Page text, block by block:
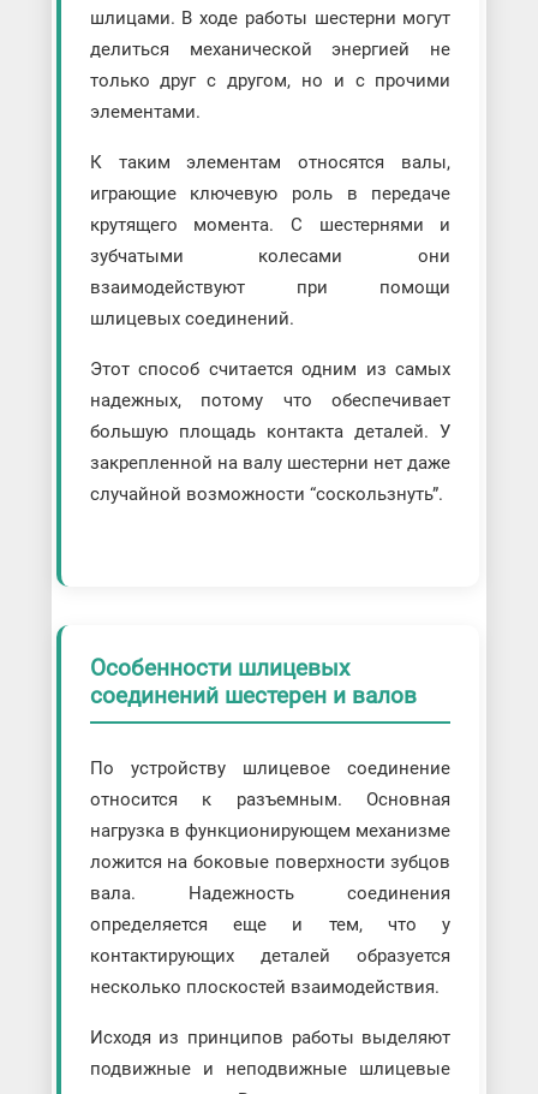
шлицами. В ходе работы шестерни могут
делиться механической энергией не
только друг с другом, но и с прочими
элементами.
К таким элементам относятся валы,
играющие ключевую роль в передаче
крутящего момента. С шестернями и
зубчатыми колесами они
взаимодействуют при помощи
шлицевых соединений.
Этот способ считается одним из самых
надежных, потому что обеспечивает
большую площадь контакта деталей. У
закрепленной на валу шестерни нет даже
случайной возможности “соскользнуть”.
Особенности шлицевых
соединений шестерен и валов
По устройству шлицевое соединение
относится к разъемным. Основная
нагрузка в функционирующем механизме
ложится на боковые поверхности зубцов
вала. Надежность соединения
определяется еще и тем, что у
контактирующих деталей образуется
несколько плоскостей взаимодействия.
Исходя из принципов работы выделяют
подвижные и неподвижные шлицевые